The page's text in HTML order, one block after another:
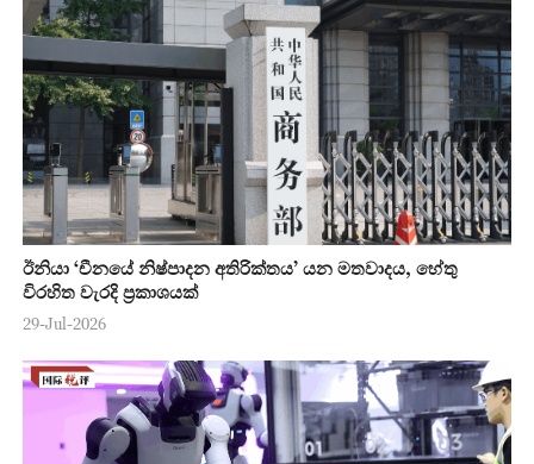
ඊනියා ‘චීනයේ නිෂ්පාදන අතිරික්තය’ යන මතවාදය, හේතු
විරහිත වැරදි ප්‍රකාශයක්
29-Jul-2026